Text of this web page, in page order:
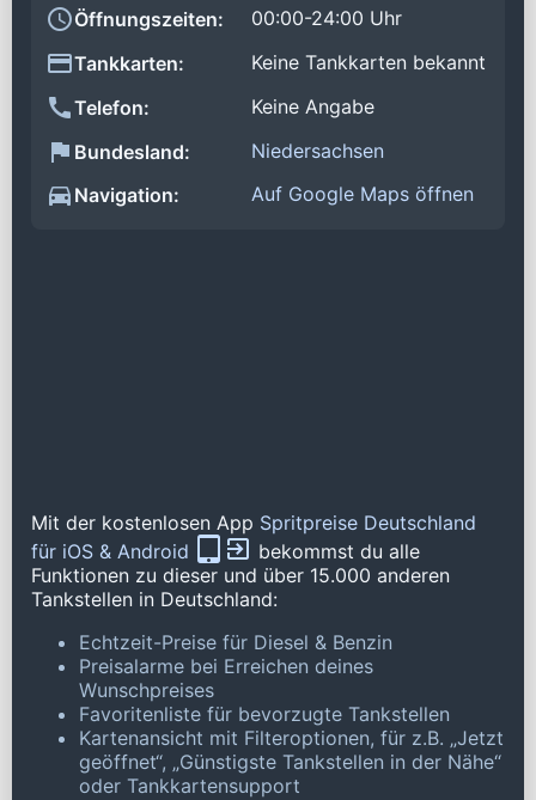
Öffnungszeiten:
00:00-24:00 Uhr
Tankkarten:
Keine Tankkarten bekannt
Telefon:
Keine Angabe
Bundesland:
Niedersachsen
Navigation:
Auf Google Maps öffnen
Mit der kostenlosen App Spritpreise Deutschland
für iOS & Android
bekommst du alle
Funktionen zu dieser und über 15.000 anderen
Tankstellen in Deutschland:
Echtzeit-Preise für Diesel & Benzin
Preisalarme bei Erreichen deines
Wunschpreises
Favoritenliste für bevorzugte Tankstellen
Kartenansicht mit Filteroptionen, für z.B. „Jetzt
geöffnet“, „Günstigste Tankstellen in der Nähe“
oder Tankkartensupport